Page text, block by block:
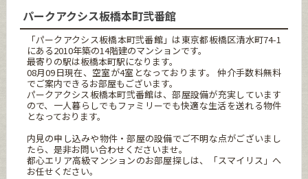
パークアクシス板橋本町弐番館
「パークアクシス板橋本町弐番館」は東京都板橋区清水町74-1
にある2010年築の14階建のマンションです。
最寄りの駅は板橋本町駅になります。
08月09日現在、空室が4室となっております。 仲介手数料無料
でご案内できるお部屋もございます。
パークアクシス板橋本町弐番館は、部屋設備が充実しています
ので、一人暮らしでもファミリーでも快適な生活を送れる物件
となっております。
内見の申し込みや物件・部屋の設備でご不明な点がございまし
たら、是非お問い合わせくださいませ。
都心エリア高級マンションのお部屋探しは、「スマイリス」へ
お任せください。